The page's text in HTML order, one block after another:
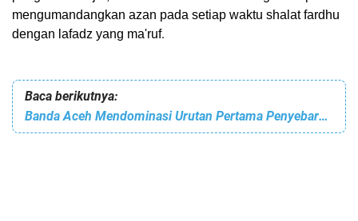
mengumandangkan azan pada setiap waktu shalat fardhu
dengan lafadz yang ma'ruf.
Baca berikutnya:
Banda Aceh Mendominasi Urutan Pertama Penyebaran Covid-19